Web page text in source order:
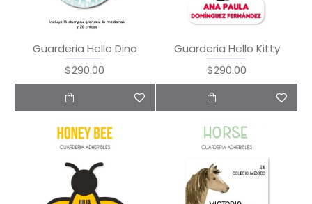
Guarderia Hello Dino
$290.00
Guarderia Hello Kitty
$290.00